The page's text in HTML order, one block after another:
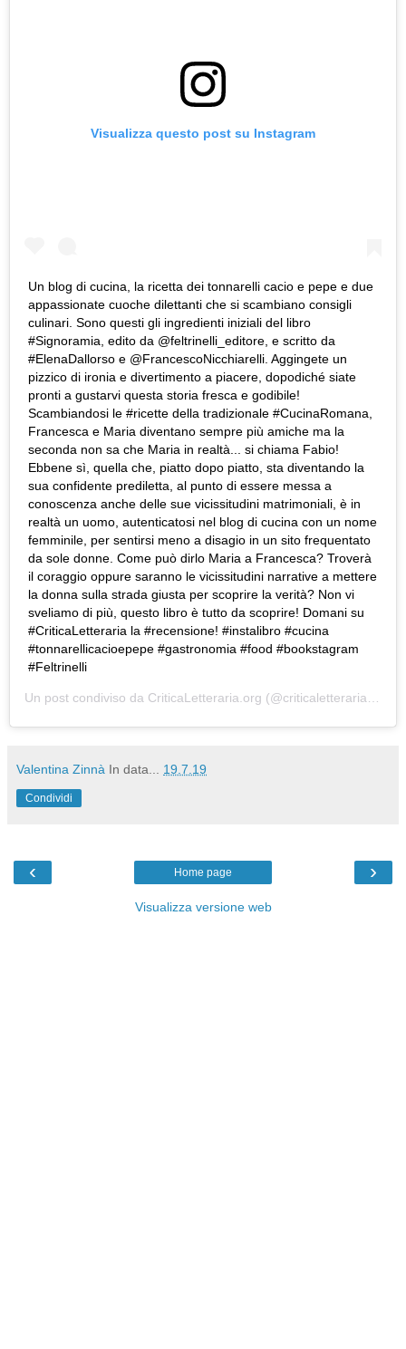
Visualizza questo post su Instagram
Un blog di cucina, la ricetta dei tonnarelli cacio e pepe e due
appassionate cuoche dilettanti che si scambiano consigli
culinari. Sono questi gli ingredienti iniziali del libro
#Signoramia, edito da @feltrinelli_editore, e scritto da
#ElenaDallorso e @FrancescoNicchiarelli. Aggingete un
pizzico di ironia e divertimento a piacere, dopodiché siate
pronti a gustarvi questa storia fresca e godibile!
Scambiandosi le #ricette della tradizionale #CucinaRomana,
Francesca e Maria diventano sempre più amiche ma la
seconda non sa che Maria in realtà... si chiama Fabio!
Ebbene sì, quella che, piatto dopo piatto, sta diventando la
sua confidente prediletta, al punto di essere messa a
conoscenza anche delle sue vicissitudini matrimoniali, è in
realtà un uomo, autenticatosi nel blog di cucina con un nome
femminile, per sentirsi meno a disagio in un sito frequentato
da sole donne. Come può dirlo Maria a Francesca? Troverà
il coraggio oppure saranno le vicissitudini narrative a mettere
la donna sulla strada giusta per scoprire la verità? Non vi
sveliamo di più, questo libro è tutto da scoprire! Domani su
#CriticaLetteraria la #recensione! #instalibro #cucina
#tonnarellicacioepepe #gastronomia #food #bookstagram
#Feltrinelli
Un post condiviso da CriticaLetteraria.org (@criticaletteraria) in data:
Valentina Zinnà In data... 19.7.19
Condividi
‹ ›
Home page
Visualizza versione web